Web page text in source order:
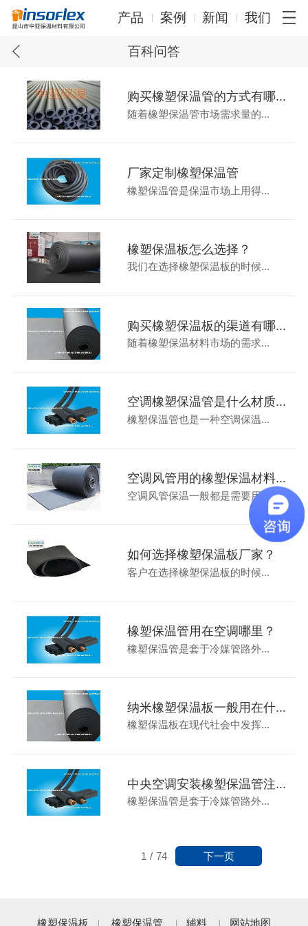
产品 案例 新闻 我们
百科问答
购买橡塑保温管的方式有哪...
随着橡塑保温管市场需求量的...
厂家定制橡塑保温管
橡塑保温管是保温市场上用得...
橡塑保温板怎么选择？
我们在选择橡塑保温板的时候...
购买橡塑保温板的渠道有哪...
随着橡塑保温材料市场的需求...
空调橡塑保温管是什么材质...
橡塑保温管也是一种空调保温...
空调风管用的橡塑保温材料...
空调风管保温一般都是需要用...
如何选择橡塑保温板厂家？
客户在选择橡塑保温板的时候...
橡塑保温管用在空调哪里？
橡塑保温管是套于冷媒管路外...
纳米橡塑保温板一般用在什...
橡塑保温板在现代社会中发挥...
中央空调安装橡塑保温管注...
橡塑保温管是套于冷媒管路外...
1 / 74 下一页
橡塑保温板 橡塑保温管 辅料 网站地图